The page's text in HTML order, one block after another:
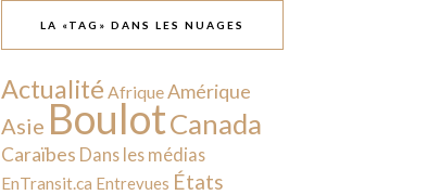
LA «TAG» DANS LES NUAGES
Actualité AfriqueAmérique
Asie BoulotCanada
Caraïbes Dans les médias
EnTransit.ca Entrevues États